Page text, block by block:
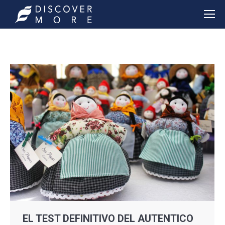
EL TEST DEFINITIVO DEL AUTENTICO